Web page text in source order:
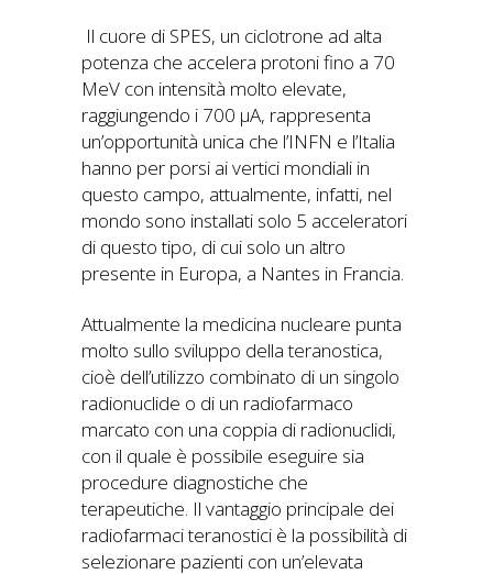
Il cuore di SPES, un ciclotrone ad alta
potenza che accelera protoni fino a 70
MeV con intensità molto elevate,
raggiungendo i 700 µA, rappresenta
un’opportunità unica che l’INFN e l’Italia
hanno per porsi ai vertici mondiali in
questo campo, attualmente, infatti, nel
mondo sono installati solo 5 acceleratori
di questo tipo, di cui solo un altro
presente in Europa, a Nantes in Francia.
Attualmente la medicina nucleare punta
molto sullo sviluppo della teranostica,
cioè dell’utilizzo combinato di un singolo
radionuclide o di un radiofarmaco
marcato con una coppia di radionuclidi,
con il quale è possibile eseguire sia
procedure diagnostiche che
terapeutiche. Il vantaggio principale dei
radiofarmaci teranostici è la possibilità di
selezionare pazienti con un’elevata